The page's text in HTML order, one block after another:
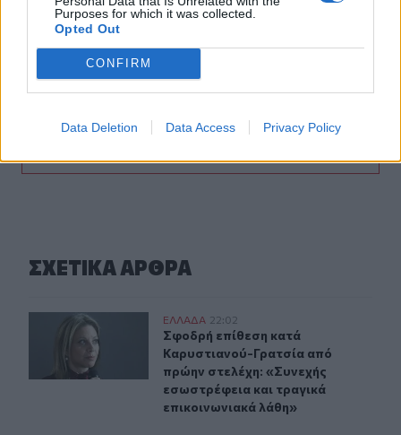
Purposes for which it was collected.
Opted Out
CONFIRM
Data Deletion Data Access Privacy Policy
χασίς σε προαύλιο χώρο σχολείου
Νοσηλευόταν στη ΜΕΘ Νεογνών
ΣΧΕΤΙΚA AΡΘΡΑ
Σφοδρή επίθεση κατά Καρυστιανού-Γρατσία από
ΕΛΛAΔΑ 22:02
Σφοδρή επίθεση κατά
Σφοδρή επίθεση κατά
Καρυστιανού-Γρατσία από
πρώην στελέχη: «Συνεχής
εσωστρέφεια και τραγικά
επικοινωνιακά λάθη»